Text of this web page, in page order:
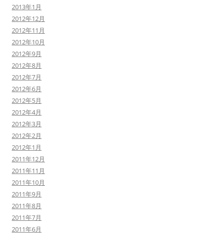
2013年1月
2012年12月
2012年11月
2012年10月
2012年9月
2012年8月
2012年7月
2012年6月
2012年5月
2012年4月
2012年3月
2012年2月
2012年1月
2011年12月
2011年11月
2011年10月
2011年9月
2011年8月
2011年7月
2011年6月